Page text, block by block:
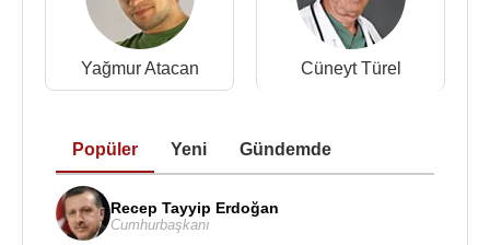
2006-2009 - Doktorlar (Levent Atahanlı)(TV dizisi)
2000 - Aşk Payını Aldı
2006 - Kördüğüm (
Petek Dinçöz
ile)
2008 - Aynadaki Yüzünün Karşılığı Benim
2010 - Bambaşka
Yağmur Atacan Cüneyt Türel
Popüler Yeni Gündemde
Recep Tayyip Erdoğan
Cumhurbaşkanı